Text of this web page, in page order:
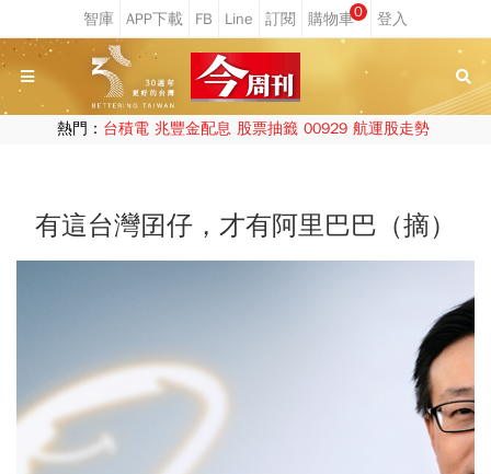
0
熱門： 台積電 兆豐金配息 股票抽籤 00929 航運股走勢
有這台灣囝仔，才有阿里巴巴（摘）